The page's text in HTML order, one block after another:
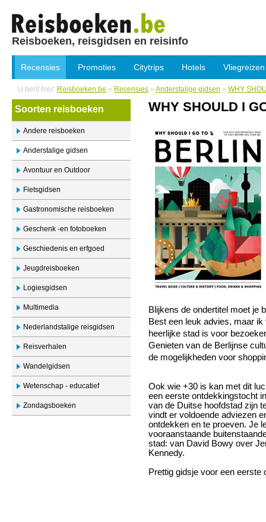
Reisboeken, reisgidsen en reisinfo
Recensies Promoties Citytrips Hotels Vliegreizen
U bent hier: Reisboeken.be » Recensies » Anderstalige gidsen » WHY
Soorten reisboeken
Andere reisboeken
Anderstalige gidsen
Avontuur en Outdoor
Fietsgidsen
Gastronomische reisboeken
Geschenk -en fotoboeken
Geschiedenis en erfgoed
Jeugdreisboeken
Logiesgidsen
Multimedia
Nederlandstalige reisgidsen
Reisverhalen
Wandelgidsen
Wetenschap - educatief
Zondagsboeken
WHY SHOULD I
Blijkens de ondertitel moet je
Best een leuk advies, maar
heerlijke stad is voor
Genieten van de Berlijnse
de mogelijkheden voor
Ook wie +30 is kan met dit
een eerste ontdekkingstocht
van de Duitse hoofdstad zijn
vindt er voldoende adviezen
ontdekken en te proeven. Je
vooraanstaande
stad: van David Bowy over
Kennedy.
Prettig gidsje voor een